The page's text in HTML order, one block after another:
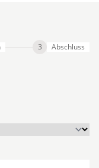
Abschluss